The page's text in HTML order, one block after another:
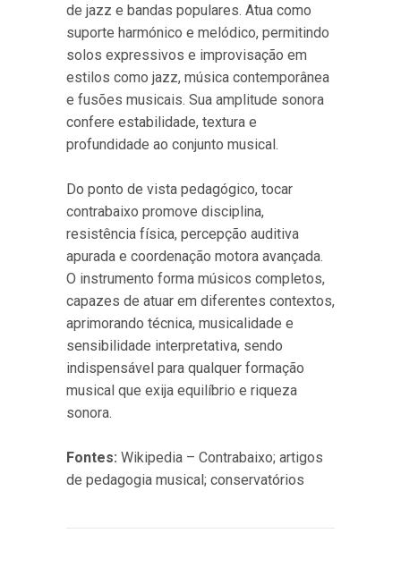
de jazz e bandas populares. Atua como
suporte harmónico e melódico, permitindo
solos expressivos e improvisação em
estilos como jazz, música contemporânea
e fusões musicais. Sua amplitude sonora
confere estabilidade, textura e
profundidade ao conjunto musical.
Do ponto de vista pedagógico, tocar
contrabaixo promove disciplina,
resistência física, percepção auditiva
apurada e coordenação motora avançada.
O instrumento forma músicos completos,
capazes de atuar em diferentes contextos,
aprimorando técnica, musicalidade e
sensibilidade interpretativa, sendo
indispensável para qualquer formação
musical que exija equilíbrio e riqueza
sonora.
Fontes: Wikipedia – Contrabaixo; artigos
de pedagogia musical; conservatórios